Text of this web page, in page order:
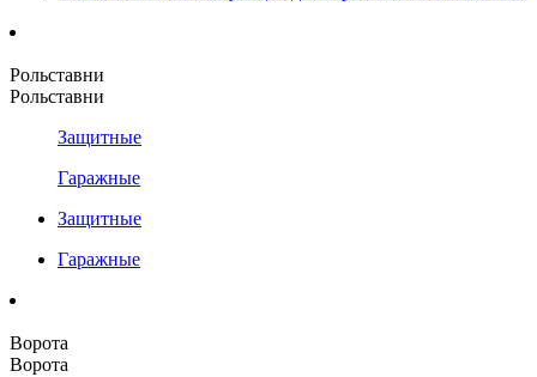
Рольставни
Рольставни
Защитные
Гаражные
Защитные
Гаражные
Ворота
Ворота